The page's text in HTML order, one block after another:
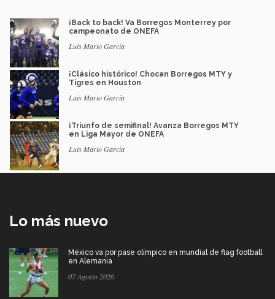
¡Back to back! Va Borregos Monterrey por
campeonato de ONEFA
Luis Mario García
¡Clásico histórico! Chocan Borregos MTY y
Tigres en Houston
Luis Mario García
¡Triunfo de semifinal! Avanza Borregos MTY
en Liga Mayor de ONEFA
Luis Mario García
Lo más nuevo
México va por pase olímpico en mundial de flag football
en Alemania
07 Agosto 2026